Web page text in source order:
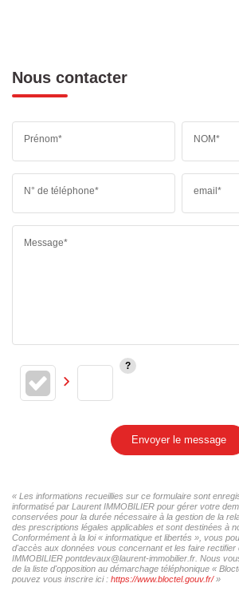
Nous contacter
Prénom* NOM*
N° de téléphone* email*
Message*
Envoyer le message
« Les informations recueillies sur ce formulaire sont
informatisé par Laurent IMMOBILIER pour gérer votre
conservées pour la durée nécessaire à la gestion de la
des prescriptions légales applicables et sont destinées à
Conformément à la loi « informatique et libertés », vous
d'accès aux données vous concernant et les faire rectifier
IMMOBILIER pontdevaux@laurent-immobilier.fr. Nous
de la liste d'opposition au démarchage téléphonique «
pouvez vous inscrire ici : https://www.bloctel.gouv.fr/»